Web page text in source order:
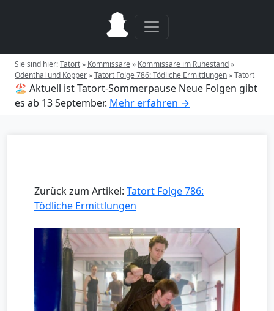
Sie sind hier:Tatort» Kommissare» Kommissare im Ruhestand»
Odenthal und Kopper»Tatort Folge 786: Tödliche Ermittlungen»Tatort
🏖️ Aktuell ist Tatort-Sommerpause Neue Folgen gibt
es ab 13 September. Mehr erfahren →
Zurück zum Artikel: Tatort Folge 786:
Tödliche Ermittlungen